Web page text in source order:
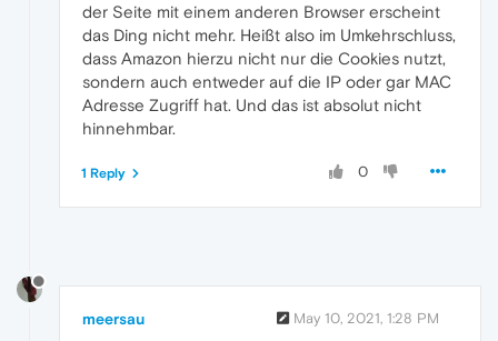
der Seite mit einem anderen Browser erscheint
das Ding nicht mehr. Heißt also im Umkehrschluss,
dass Amazon hierzu nicht nur die Cookies nutzt,
sondern auch entweder auf die IP oder gar MAC
Adresse Zugriff hat. Und das ist absolut nicht
hinnehmbar.
0
1 Reply
meersau May 10, 2021, 1:28 PM